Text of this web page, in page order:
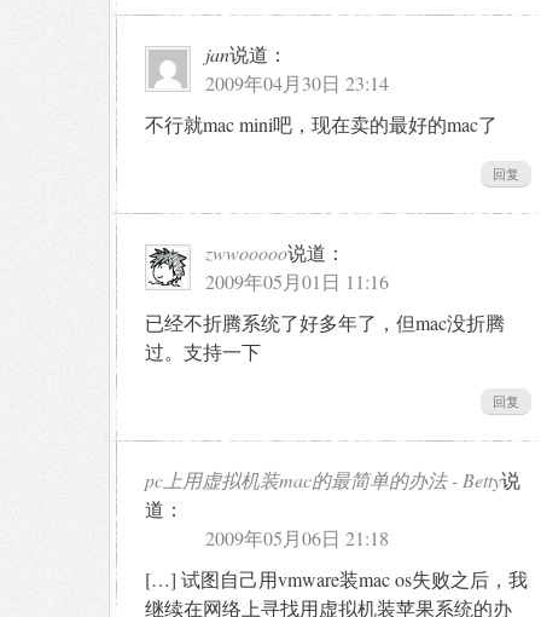
jan说道：
2009年04月30日 23:14
不行就mac mini吧，现在卖的最好的mac了
回复
zwwooooo说道：
2009年05月01日 11:16
已经不折腾系统了好多年了，但mac没折腾
过。支持一下
回复
pc上用虚拟机装mac的最简单的办法 - Betty说
道：
2009年05月06日 21:18
[…] 试图自己用vmware装mac os失败之后，我
继续在网络上寻找用虚拟机装苹果系统的办